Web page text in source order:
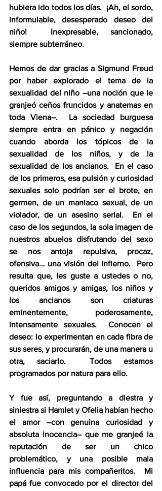
hubiera ido todos los días.  ¡Ah, el sordo,
informulable, desesperado deseo del
niño!  Inexpresable, sancionado,
siempre subterráneo.
Hemos de dar gracias a Sigmund Freud
por haber explorado el tema de la
sexualidad del niño –una noción que le
granjeó ceños fruncidos y anatemas en
toda Viena–.  La sociedad burguesa
siempre entra en pánico y negación
cuando aborda los tópicos de la
sexualidad de los niños, y de la
sexualidad de los ancianos.  En el caso
de los primeros, esa pulsión y curiosidad
sexuales solo podrían ser el brote, en
germen, de un maniaco sexual, de un
violador, de un asesino serial.  En el
caso de los segundos, la sola imagen de
nuestros abuelos disfrutando del sexo
se nos antoja repulsiva, procaz,
ofensiva… una visión del infierno.  Pero
resulta que, les guste a ustedes o no,
queridos amigos y amigas, los niños y
los ancianos son criaturas
eminentemente, poderosamente,
intensamente sexuales.  Conocen el
deseo: lo experimentan en cada fibra de
sus seres, y procurarán, de una manera u
otra, saciarlo.  Todos estamos
programados por natura para ello.
Y fue así, preguntando a diestra y
siniestra si Hamlet y Ofelia habían hecho
el amor –con genuina curiosidad y
absoluta inocencia– que me granjeé la
reputación de ser un chico
problemático, y una posible mala
influencia para mis compañeritos.  Mi
papá fue convocado por el director del